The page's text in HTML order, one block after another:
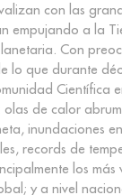
con las
empujando a la
Con
lo que durante
Científica
olas de calor
inundaciones
records de
los más
y a nivel